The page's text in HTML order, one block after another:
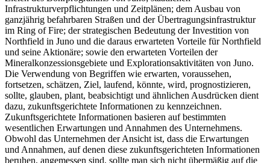
Infrastrukturverpflichtungen und Zeitplänen; dem Ausbau von
ganzjährig befahrbaren Straßen und der Übertragungsinfrastruktur
im Ring of Fire; der strategischen Bedeutung der Investition von
Northfield in Juno und die daraus erwarteten Vorteile für Northfield
und seine Aktionäre; sowie den erwarteten Vorteilen der
Mineralkonzessionsgebiete und Explorationsaktivitäten von Juno.
Die Verwendung von Begriffen wie erwarten, voraussehen,
fortsetzen, schätzen, Ziel, laufend, könnte, wird, prognostizieren,
sollte, glauben, plant, beabsichtigt und ähnlichen Ausdrücken dient
dazu, zukunftsgerichtete Informationen zu kennzeichnen.
Zukunftsgerichtete Informationen basieren auf bestimmten
wesentlichen Erwartungen und Annahmen des Unternehmens.
Obwohl das Unternehmen der Ansicht ist, dass die Erwartungen
und Annahmen, auf denen diese zukunftsgerichteten Informationen
beruhen, angemessen sind, sollte man sich nicht übermäßig auf die